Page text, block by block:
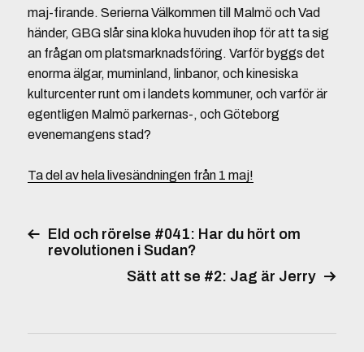
maj-firande. Serierna Välkommen till Malmö och Vad
händer, GBG slår sina kloka huvuden ihop för att ta sig
an frågan om platsmarknadsföring. Varför byggs det
enorma älgar, muminland, linbanor, och kinesiska
kulturcenter runt om i landets kommuner, och varför är
egentligen Malmö parkernas-, och Göteborg
evenemangens stad?
Ta del av hela livesändningen från 1 maj!
Eld och rörelse #041: Har du hört om
revolutionen i Sudan?
Sätt att se #2: Jag är Jerry